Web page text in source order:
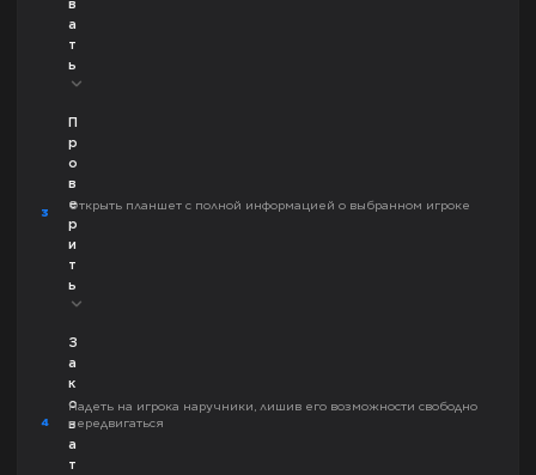
в
а
т
ь
3
П
р
о
в
е
р
и
т
ь
Открыть планшет с полной информацией о выбранном игроке
4
З
а
к
о
в
а
т
Надеть на игрока наручники, лишив его возможности свободно
передвигаться